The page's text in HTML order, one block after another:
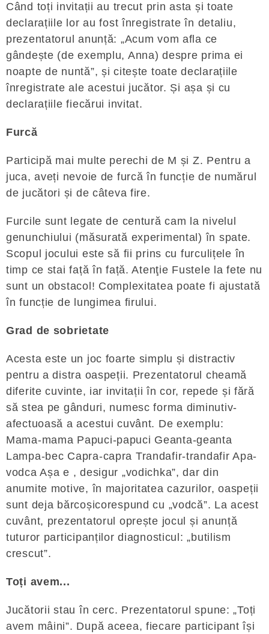
Când toți invitații au trecut prin asta și toate
declarațiile lor au fost înregistrate în detaliu,
prezentatorul anunță: „Acum vom afla ce
gândește (de exemplu, Anna) despre prima ei
noapte de nuntă”, și citește toate declarațiile
înregistrate ale acestui jucător. Și așa și cu
declarațiile fiecărui invitat.
Furcă
Participă mai multe perechi de M și Z. Pentru a
juca, aveți nevoie de furcă în funcție de numărul
de jucători și de câteva fire.
Furcile sunt legate de centură cam la nivelul
genunchiului (măsurată experimental) în spate.
Scopul jocului este să fii prins cu furculițele în
timp ce stai față în față. Atenţie Fustele la fete nu
sunt un obstacol! Complexitatea poate fi ajustată
în funcție de lungimea firului.
Grad de sobrietate
Acesta este un joc foarte simplu și distractiv
pentru a distra oaspeții. Prezentatorul cheamă
diferite cuvinte, iar invitații în cor, repede și fără
să stea pe gânduri, numesc forma diminutiv-
afectuoasă a acestui cuvânt. De exemplu:
Mama-mama Papuci-papuci Geanta-geanta
Lampa-bec Capra-capra Trandafir-trandafir Apa-
vodca Așa e , desigur „vodichka”, dar din
anumite motive, în majoritatea cazurilor, oaspeții
sunt deja bărcoșicorespund cu „vodcă”. La acest
cuvânt, prezentatorul oprește jocul și anunță
tuturor participanților diagnosticul: „butilism
crescut”.
Toți avem...
Jucătorii stau în cerc. Prezentatorul spune: „Toți
avem mâini”. După aceea, fiecare participant își